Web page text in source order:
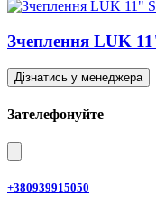
Зчеплення LUK
Дізнатись у менеджера
Зателефонуйте
+380939915050